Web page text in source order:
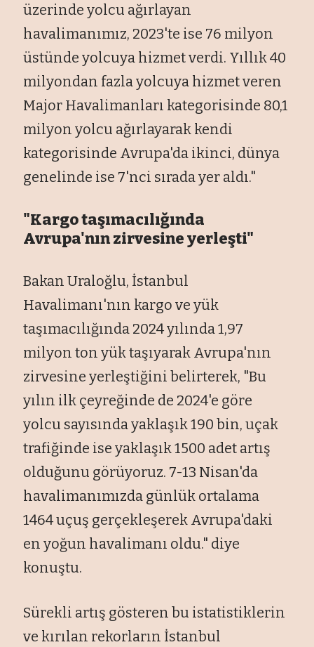
üzerinde yolcu ağırlayan
havalimanımız, 2023'te ise 76 milyon
üstünde yolcuya hizmet verdi. Yıllık 40
milyondan fazla yolcuya hizmet veren
Major Havalimanları kategorisinde 80,1
milyon yolcu ağırlayarak kendi
kategorisinde Avrupa'da ikinci, dünya
genelinde ise 7'nci sırada yer aldı."
"Kargo taşımacılığında
Avrupa'nın zirvesine yerleşti"
Bakan Uraloğlu, İstanbul
Havalimanı'nın kargo ve yük
taşımacılığında 2024 yılında 1,97
milyon ton yük taşıyarak Avrupa'nın
zirvesine yerleştiğini belirterek, "Bu
yılın ilk çeyreğinde de 2024'e göre
yolcu sayısında yaklaşık 190 bin, uçak
trafiğinde ise yaklaşık 1500 adet artış
olduğunu görüyoruz. 7-13 Nisan'da
havalimanımızda günlük ortalama
1464 uçuş gerçekleşerek Avrupa'daki
en yoğun havalimanı oldu." diye
konuştu.
Sürekli artış gösteren bu istatistiklerin
ve kırılan rekorların İstanbul